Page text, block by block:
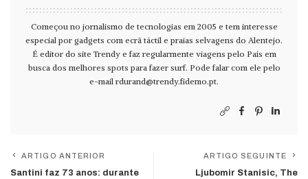
Começou no jornalismo de tecnologias em 2005 e tem interesse
especial por gadgets com ecrã táctil e praias selvagens do Alentejo.
É editor do site Trendy e faz regularmente viagens pelo País em
busca dos melhores spots para fazer surf. Pode falar com ele pelo
e-mail rdurand@trendy.fidemo.pt.
ARTIGO ANTERIOR
Santini faz 73 anos: durante
ARTIGO SEGUINTE
Ljubomir Stanisic, The